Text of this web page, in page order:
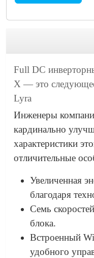
Full DC
X — это
Lyra
Инженеры
кардинально
характеристики
отличительные
Увеличенная
благодаря
Семь
блока.
Встроенный
удобного